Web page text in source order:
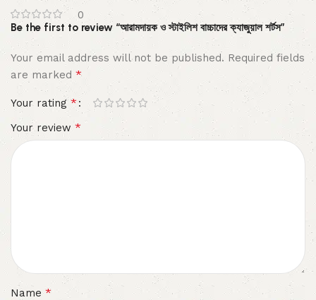
0
Be the first to review “আরামদায়ক ও স্টাইলিশ বাচ্চাদের ক্যাজুয়াল শর্টস”
Your email address will not be published. Required fields
are marked *
Your rating*
Your review *
Name*